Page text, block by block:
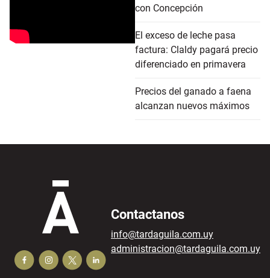
con Concepción
El exceso de leche pasa
factura: Claldy pagará precio
diferenciado en primavera
Precios del ganado a faena
alcanzan nuevos máximos
Contactanos
info@tardaguila.com.uy
administracion@tardaguila.com.uy